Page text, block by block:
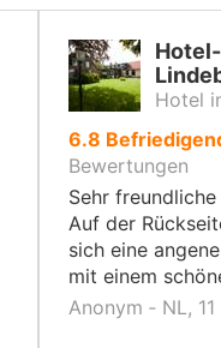
Hotel
6.8 von
10,
Bewertungen
Sehr
Auf der
sich eine
mit einem
Anonym ‐ NL,